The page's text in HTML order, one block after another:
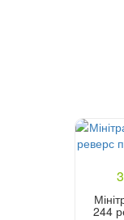
244